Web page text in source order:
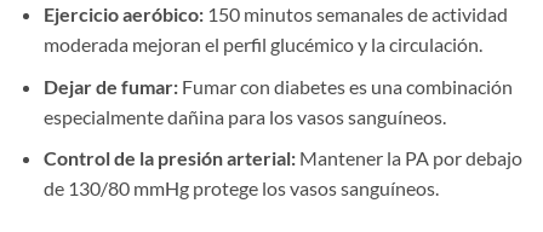
Ejercicio aeróbico:150 minutos semanales de actividad
moderada mejoran el perfil glucémico y la circulación.
Dejar de fumar:Fumar con diabetes es una combinación
especialmente dañina para los vasos sanguíneos.
Control de la presión arterial:Mantener la PA por debajo
de 130/80 mmHg protege los vasos sanguíneos.